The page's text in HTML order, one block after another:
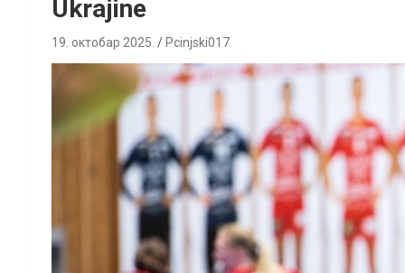
Ukrajine
19. октобар 2025. Pcinjski017